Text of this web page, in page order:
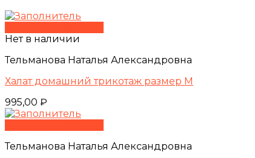
Нет в наличии
Тельманова Наталья Александровна
Халат домашний трикотаж размер M
995,00 ₽
Тельманова Наталья Александровна